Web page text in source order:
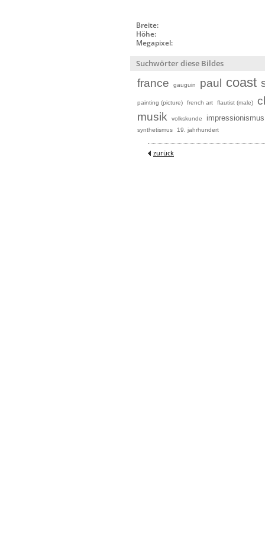
Breite:
Höhe:
Megapixel:
Suchwörter diese Bildes
france gauguin paul coast
painting (picture) french art flautist (male)
musik
volkskunde impressionismus
synthetismus 19. jahrhundert
zurück